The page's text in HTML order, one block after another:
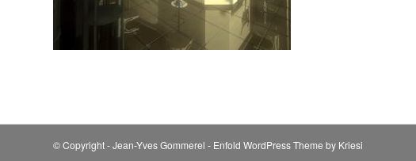
© Copyright - Jean-Yves Gommerel - Enfold WordPress Theme by Kriesi